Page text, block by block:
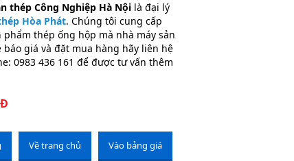
thép Công Nghiệp Hà Nộilà đại lý
Hòa Phát. Chúng tôi cung cấp
phẩm thép ống hộp mà nhà máy sản
giá và đặt mua hàng hãy liên hệ
0983 436 161 để được tư vấn thêm
Về trang chủ Vào bảng giá